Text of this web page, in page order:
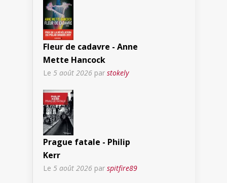
Fleur de cadavre - Anne
Mette Hancock
Le 5 août 2026 par stokely
Prague fatale - Philip
Kerr
Le 5 août 2026 par spitfire89